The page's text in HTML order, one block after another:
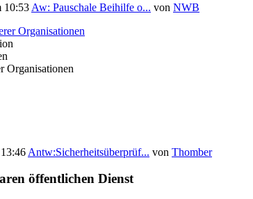
10:53 Aw: Pauschale Beihilfe o... von NWB
Organisationen
Organisationen
Antw:Sicherheitsüberprüf... von Thomber
öffentlichen Dienst